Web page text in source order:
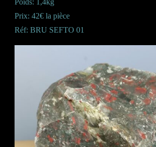
Poids: 1,4kg
Prix: 42€ la pièce
Réf: BRU SEFTO 01